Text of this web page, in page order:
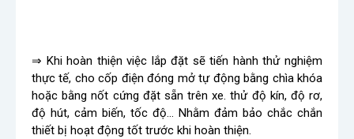
⇒ Khi hoàn thiện việc lắp đặt sẽ tiến hành thử nghiệm
thực tế, cho cốp điện đóng mở tự động bằng chìa khóa
hoặc bằng nốt cứng đặt sẵn trên xe. thử độ kín, độ rơ,
độ hút, cảm biến, tốc độ… Nhằm đảm bảo chắc chắn
thiết bị hoạt động tốt trước khi hoàn thiện.